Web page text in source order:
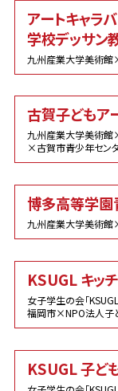
アートキャラ
学校デッサン
九州産業大学美術
古賀子どもア
九州産業大学美術
×古賀市青少年セン
博多高等学園
九州産業大学美術
KSUGL キッ
女子学生の会「
福岡市×NPO法人子
KSUGL 子ど